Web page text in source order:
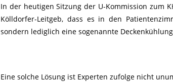
In der heutigen Sitzung der U-Kommission zum
Kölldorfer-Leitgeb, dass es in den
sondern lediglich eine sogenannte
Eine solche Lösung ist Experten zufolge nicht